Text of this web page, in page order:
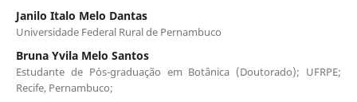
Janilo Italo Melo Dantas
Universidade Federal Rural de Pernambuco
Bruna Yvila Melo Santos
Estudante de Pós-graduação em Botânica (Doutorado); UFRPE;
Recife, Pernambuco;